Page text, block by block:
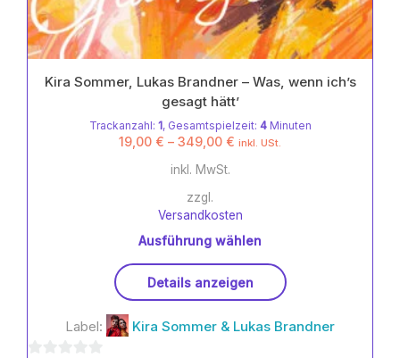
Kira Sommer, Lukas Brandner – Was, wenn ich’s
gesagt hätt’
Trackanzahl: 1, Gesamtspielzeit: 4Minuten
19,00 € – 349,00 € inkl. USt.
inkl. MwSt.
zzgl.
Versandkosten
Ausführung wählen
Produkt
mehrere
Details anzeigen
Label: Kira Sommer & Lukas Brandner